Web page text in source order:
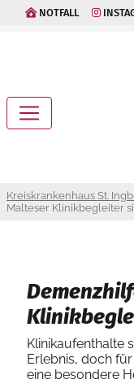
NOTFALL
Kreiskrankenhaus St.
Malteser Klinikbegleiter
Klinikaufenthalte
Erlebnis, doch
eine besondere